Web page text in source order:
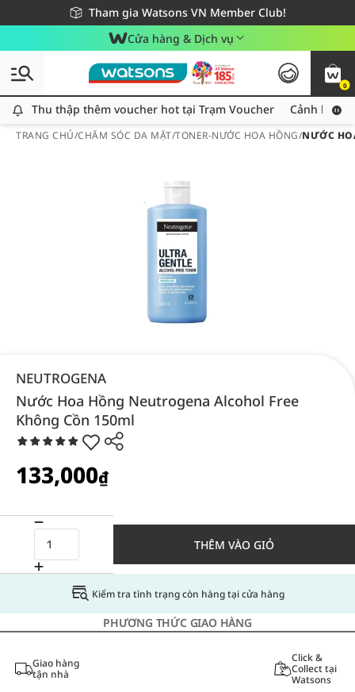
Tham gia Watsons VN Member Club!
Miễn phí giao hàng cho đơn hàng từ 249,000Đ
Giao hàng nhanh 24h - Áp dụng khu vực TP. Hồ Chí Minh
Cửa hàng & Dịch vụ
0
Thu thập thêm voucher hot tại Trạm Voucher
Thu thập thêm voucher hot tại Trạm Voucher Cảnh báo
TRANG CHỦ/CHĂM SÓC DA MẶT/TONER-NƯỚC HOA HỒNG/NƯỚC
NEUTROGENA
Nước Hoa Hồng Neutrogena Alcohol Free
Không Cồn 150ml
133,000₫
THÊM VÀO GIỎ
Kiểm tra tình trạng còn hàng tại cửa hàng
PHƯƠNG THỨC GIAO HÀNG
Giao hàng
tận nhà
Click &
Collect tại
Watsons